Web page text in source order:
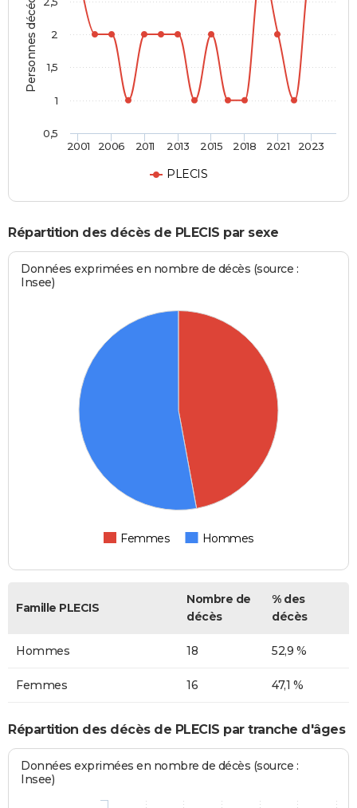
Personnes décédées
PLECIS
2001 2006 2011 2013 2015 2018 2021 2023
0,5
1
1,5
2
Répartition des décès de PLECIS par sexe
Données exprimées en nombre de décès (source :
Insee)
Femmes Hommes
Famille PLECIS
Nombre de
décès
% des
décès
Hommes 18 52,9 %
Femmes 16 47,1 %
Répartition des décès de PLECIS par tranche d'âges
Données exprimées en nombre de décès (source :
Insee)